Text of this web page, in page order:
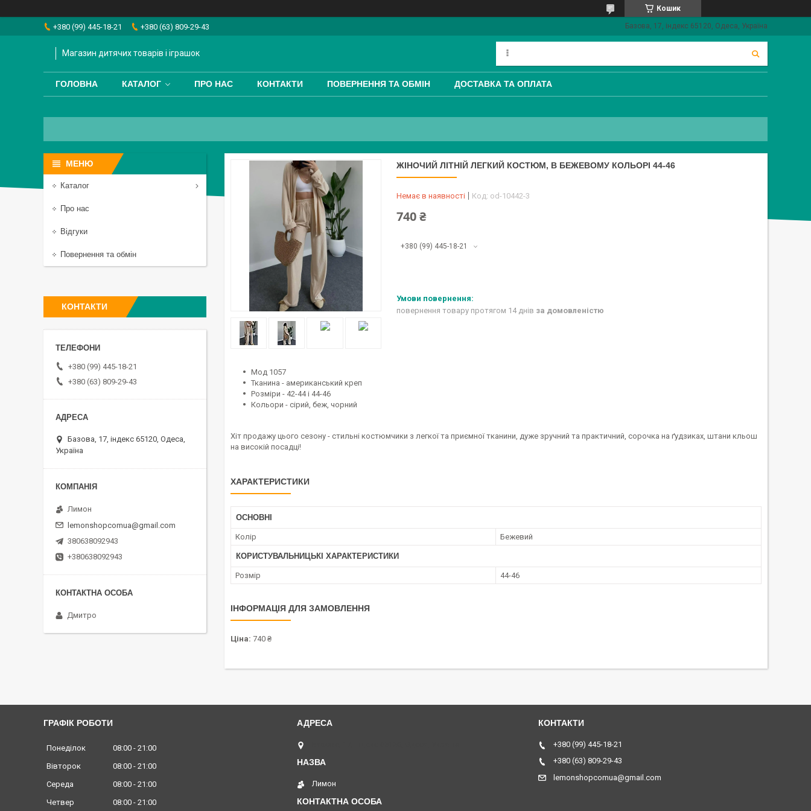
Кошик
+380 (99) 445-18-21 +380 (63) 809-29-43 Базова, 17, індекс 65120, Одеса, Україна
Магазин дитячих товарів і іграшок
ГОЛОВНА КАТАЛОГ ПРО НАС КОНТАКТИ ПОВЕРНЕННЯ ТА ОБМІН ДОСТАВКА ТА ОПЛАТА
ЖІНОЧИЙ ЛІТНІЙ ЛЕГКИЙ КОСТЮМ, В БЕЖЕВОМУ КОЛЬОРІ 44-46
Немає в наявності Код: od-10442-3
740 ₴
+380 (99) 445-18-21
повернення товару протягом 14 днів за домовленістю
Мод 1057
Тканина - американський креп
Розміри - 42-44 і 44-46
Кольори - сірий, беж, чорний
Хіт продажу цього сезону - стильні костюмчики з легкої та приємної тканини, дуже зручний та практичний, сорочка на ґудзиках, штани кльош
на високій посадці!
ХАРАКТЕРИСТИКИ
ОСНОВНІ
Колір Бежевий
КОРИСТУВАЛЬНИЦЬКІ ХАРАКТЕРИСТИКИ
Розмір 44-46
ІНФОРМАЦІЯ ДЛЯ ЗАМОВЛЕННЯ
Ціна: 740 ₴
Каталог
Про нас
Відгуки
Повернення та обмін
КОНТАКТИ
+380 (99) 445-18-21
+380 (63) 809-29-43
Базова, 17, індекс 65120, Одеса,
Україна
Лимон
lemonshopcomua@gmail.com
380638092943
+380638092943
Дмитро
ГРАФІК РОБОТИ
Понеділок 08:00
21:00
Вівторок
08:00
21:00
Середа
08:00
21:00
Четвер
08:00 21:00
Лимон
+380 (99) 445-18-21
+380 (63) 809-29-43
lemonshopcomua@gmail.com